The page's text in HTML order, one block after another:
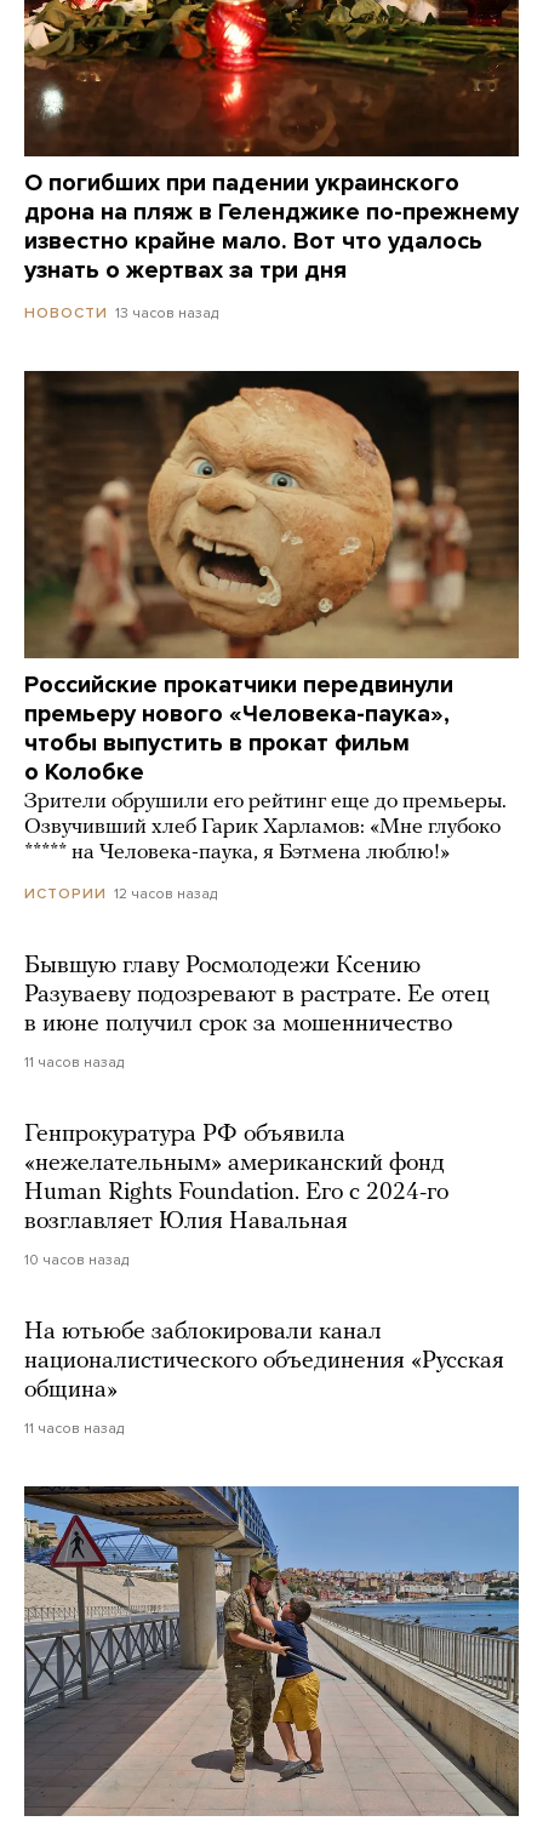
О погибших при падении украинского
дрона на пляж в Геленджике по-прежнему
известно крайне мало. Вот что удалось
узнать о жертвах за три дня
НОВОСТИ 13 часов назад
Российские прокатчики передвинули
премьеру нового «Человека-паука»,
чтобы выпустить в прокат фильм
о Колобке
Зрители обрушили его рейтинг еще до премьеры.
Озвучивший хлеб Гарик Харламов: «Мне глубоко
***** на Человека-паука, я Бэтмена люблю!»
ИСТОРИИ 12 часов назад
Бывшую главу Росмолодежи Ксению
Разуваеву подозревают в растрате. Ее отец
в июне получил срок за мошенничество
11 часов назад
Генпрокуратура РФ объявила
«нежелательным» американский фонд
Human Rights Foundation. Его с 2024-го
возглавляет Юлия Навальная
10 часов назад
На ютьюбе заблокировали канал
националистического объединения «Русская
община»
11 часов назад